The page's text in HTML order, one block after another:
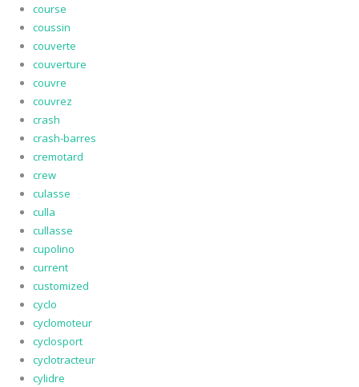
course
coussin
couverte
couverture
couvre
couvrez
crash
crash-barres
cremotard
crew
culasse
culla
cullasse
cupolino
current
customized
cyclo
cyclomoteur
cyclosport
cyclotracteur
cylidre